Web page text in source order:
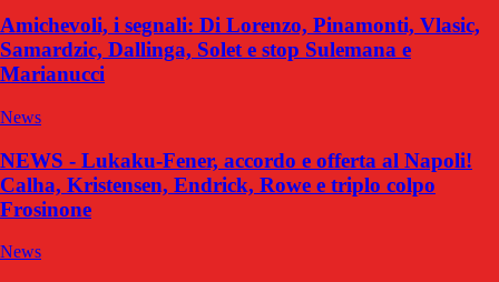
Amichevoli, i segnali: Di Lorenzo, Pinamonti, Vlasic,
Samardzic, Dallinga, Solet e stop Sulemana e
Marianucci
News
NEWS - Lukaku-Fener, accordo e offerta al Napoli!
Calha, Kristensen, Endrick, Rowe e triplo colpo
Frosinone
News